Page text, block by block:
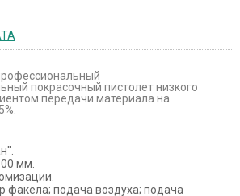
покрасочный пистолет низкого
передачи материала на
мм.
факела; подача воздуха; подача